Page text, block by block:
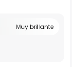
Muy brillante